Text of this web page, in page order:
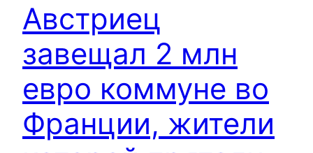
Австриец
завещал 2 млн
евро коммуне во
Франции, жители